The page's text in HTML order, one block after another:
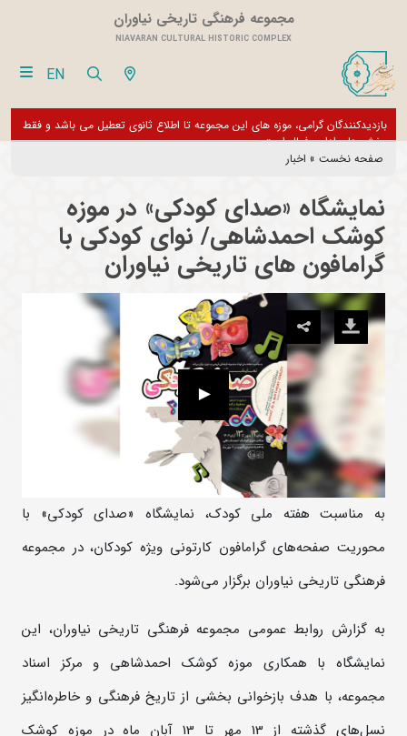
مجموعه فرهنگی تاریخی نیاوران
NIAVARAN CULTURAL HISTORIC COMPLEX
EN
بازدیدکنندگان گرامی، موزه های این مجموعه تا اطلاع ثانوی تعطیل می باشد و فقط
بخش های اداری فعال است
صفحه نخست » اخبار
نمایشگاه «صدای کودکی» در موزه
کوشک احمدشاهی/ نوای کودکی با
گرامافون های تاریخی نیاوران
به مناسبت هفته ملی کودک، نمایشگاه «صدای کودکی» با
محوریت صفحه‌های گرامافون کارتونی ویژه کودکان، در مجموعه
فرهنگی تاریخی نیاوران برگزار می‌شود.
به گزارش روابط‌ عمومی مجموعه فرهنگی تاریخی نیاوران، این
نمایشگاه با همکاری موزه کوشک احمدشاهی و مرکز اسناد
مجموعه، با هدف بازخوانی بخشی از تاریخ فرهنگی و خاطره‌انگیز
نسل‌های گذشته از 13 مهر تا 13 آبان ماه در موزه کوشک